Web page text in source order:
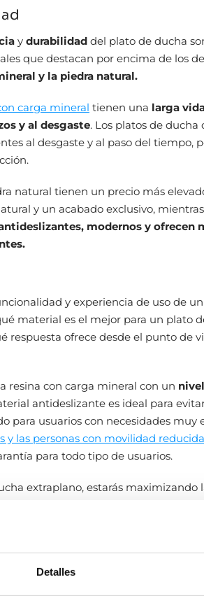
Detalles
y durabilidad del plato de ducha
que destacan por encima de los
y la piedra natural.
carga mineral tienen una larga
y al desgaste. Los platos de ducha
al desgaste y al paso del tiempo,
natural tienen un precio más
y un acabado exclusivo, mientras
modernos y ofrecen
y experiencia de uso de
material es el mejor para un plato
respuesta ofrece desde el punto de
resina con carga mineral con un
antideslizante es ideal para
para usuarios con necesidades muy
y las personas con movilidad reducida
para todo tipo de usuarios.
extraplano, estarás maximizando
la conservación del plato de ducha,